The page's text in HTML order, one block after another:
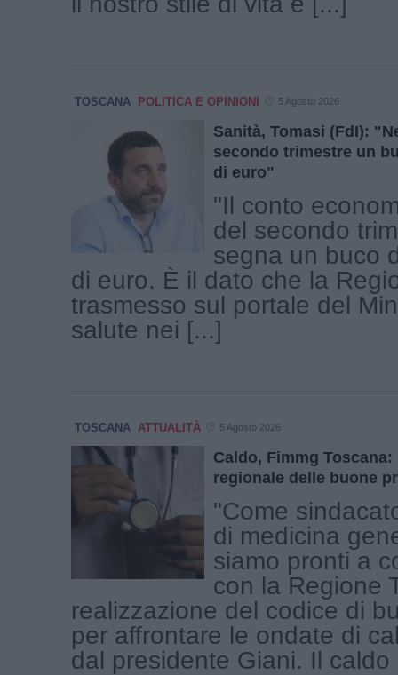
TOSCANA POLITICA E OPINIONI 5 Agosto 2026
Sanità, Tomasi (FdI):
secondo trimestre un
di euro"
"Il conto
del secondo
segna un buco
di euro. È il dato che la
trasmesso sul portale del
salute nei [...]
TOSCANA ATTUALITÀ 5 Agosto 2026
Caldo, Fimmg
regionale delle buone
"Come
di medicina
siamo pronti a
con la Regione
realizzazione del codice di
per affrontare le ondate di
dal presidente Giani. Il caldo